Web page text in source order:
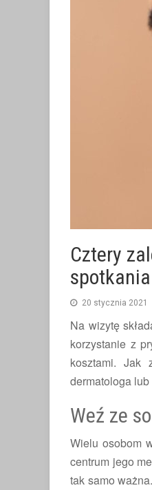
Cztery
20 stycznia 2021
Na wizytę
korzystanie z
kosztami. Jak
dermatologa
Weź ze
Wielu osobom
centrum jego
tak samo